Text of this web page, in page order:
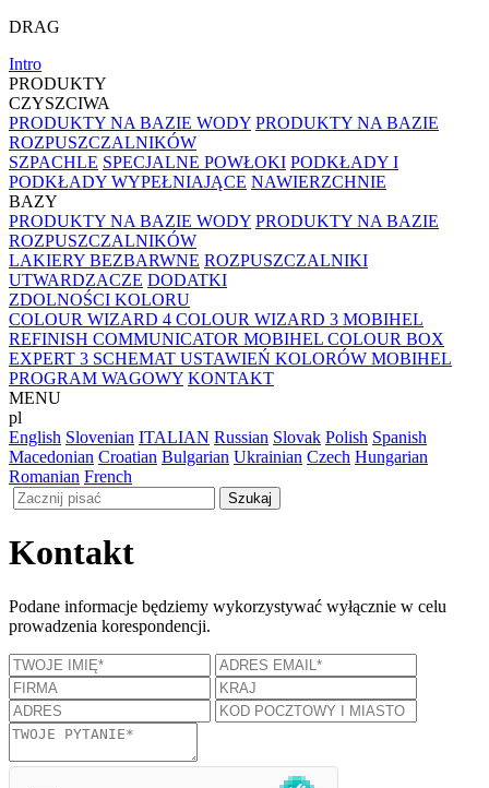
DRAG
Intro
PRODUKTY
CZYSZCIWA
PRODUKTY NA BAZIE WODY PRODUKTY NA BAZIE
ROZPUSZCZALNIKÓW
SZPACHLE SPECJALNE POWŁOKI PODKŁADY I
PODKŁADY WYPEŁNIAJĄCE NAWIERZCHNIE
BAZY
PRODUKTY NA BAZIE WODY PRODUKTY NA BAZIE
ROZPUSZCZALNIKÓW
LAKIERY BEZBARWNE ROZPUSZCZALNIKI
UTWARDZACZE DODATKI
ZDOLNOŚCI KOLORU
COLOUR WIZARD 4 COLOUR WIZARD 3 MOBIHEL
REFINISH COMMUNICATOR MOBIHEL COLOUR BOX
EXPERT 3 SCHEMAT USTAWIEŃ KOLORÓW MOBIHEL
PROGRAM WAGOWY KONTAKT
MENU
pl
English Slovenian ITALIAN Russian Slovak Polish Spanish
Macedonian Croatian Bulgarian Ukrainian Czech Hungarian
Romanian French
Kontakt
Podane informacje będziemy wykorzystywać wyłącznie w celu
prowadzenia korespondencji.